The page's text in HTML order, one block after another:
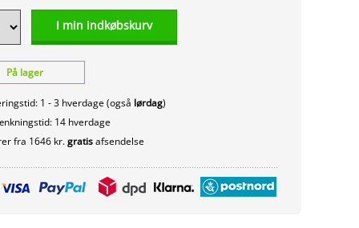
I min indkøbskurv
På lager
1 - 3 hverdage (også lørdag)
14 hverdage
fra 1646 kr.gratisafsendelse